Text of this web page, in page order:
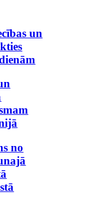
un
no